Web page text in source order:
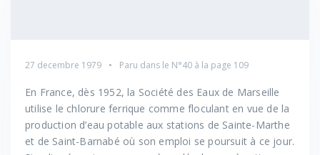
27 decembre 1979 Paru dans le N°40 à la page 109
En France, dès 1952, la Société des Eaux de Marseille
utilise le chlorure ferrique comme floculant en vue de la
production d’eau potable aux stations de Sainte-Marthe
et de Saint-Barnabé où son emploi se poursuit à ce jour.